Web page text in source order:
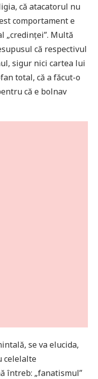
că atacatorul nu
comportament e
„credinței”. Multă
că respectivul
sigur nici cartea lui
total, că a făcut-o
că e bolnav
se va elucida,
celelalte
întreb: „fanatismul”